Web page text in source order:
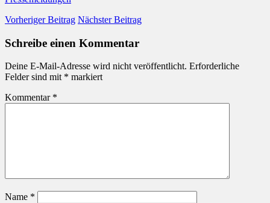
Vorheriger Beitrag Nächster Beitrag
Schreibe einen Kommentar
Deine E-Mail-Adresse wird nicht veröffentlicht. Erforderliche
Felder sind mit * markiert
Kommentar *
Name *